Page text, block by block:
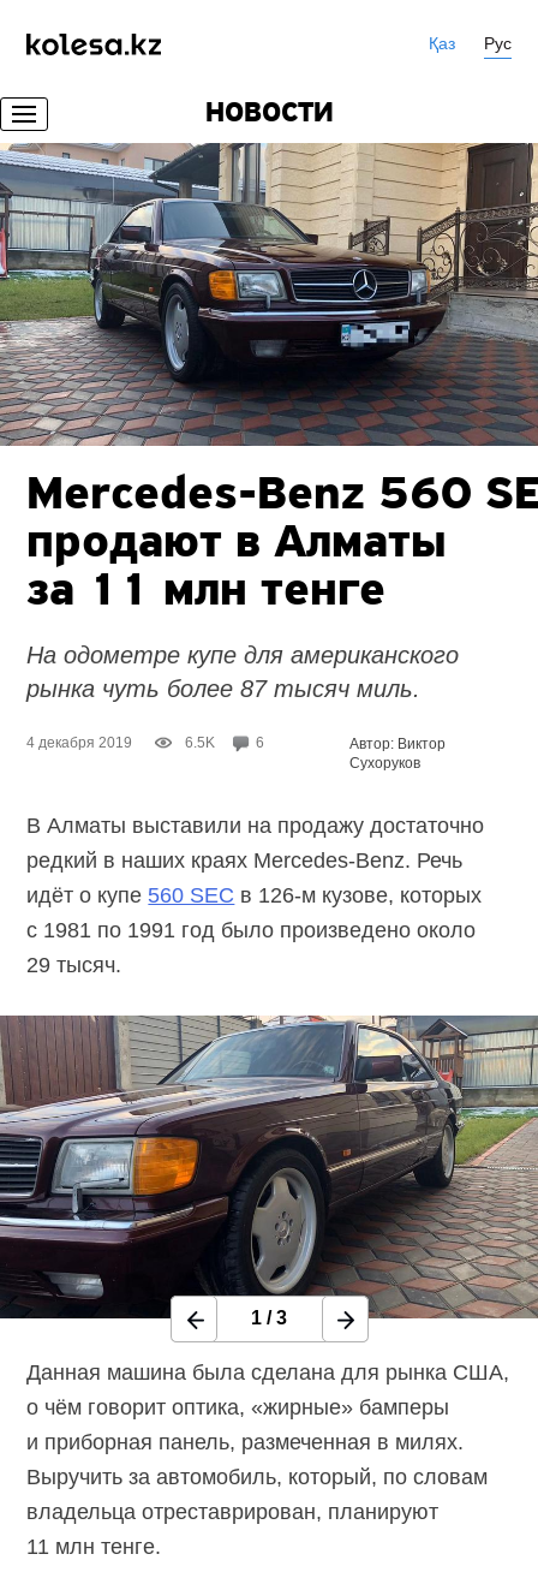
Қаз Рус
НОВОСТИ
Mercedes-Benz 560
продают в Алматы
за 11 млн тенге
На одометре купе для американского
рынка чуть более 87 тысяч миль.
4 декабря 2019 6.5K 6
Автор: Виктор
Сухоруков
В Алматы выставили на продажу достаточно
редкий в наших краях Mercedes-Benz. Речь
идёт о купе 560 SEC в 126-м кузове, которых
с 1981 по 1991 год было произведено около
29 тысяч.
1 /3
Данная машина была сделана для рынка США,
о чём говорит оптика, «жирные» бамперы
и приборная панель, размеченная в милях.
Выручить за автомобиль, который, по словам
владельца отреставрирован, планируют
11 млн тенге.